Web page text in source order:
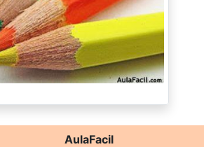
AulaFacil